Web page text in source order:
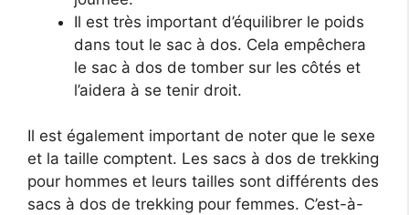
Il est très important d’équilibrer le poids
dans tout le sac à dos. Cela empêchera
le sac à dos de tomber sur les côtés et
l’aidera à se tenir droit.
Il est également important de noter que le sexe
et la taille comptent. Les sacs à dos de trekking
pour hommes et leurs tailles sont différents des
sacs à dos de trekking pour femmes. C’est-à-